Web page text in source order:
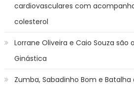
cardiovasculares com
colesterol
Lorrane Oliveira e Caio Souza são
Ginástica
Zumba, Sabadinho Bom e